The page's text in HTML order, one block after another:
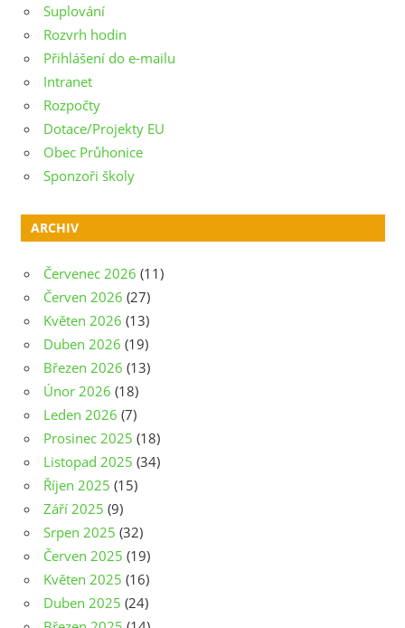
Suplování
Rozvrh hodin
Přihlášení do e-mailu
Intranet
Rozpočty
Dotace/Projekty EU
Obec Průhonice
Sponzoři školy
ARCHIV
Červenec 2026 (11)
Červen 2026 (27)
Květen 2026 (13)
Duben 2026 (19)
Březen 2026 (13)
Únor 2026 (18)
Leden 2026 (7)
Prosinec 2025 (18)
Listopad 2025 (34)
Říjen 2025 (15)
Září 2025 (9)
Srpen 2025 (32)
Červen 2025 (19)
Květen 2025 (16)
Duben 2025 (24)